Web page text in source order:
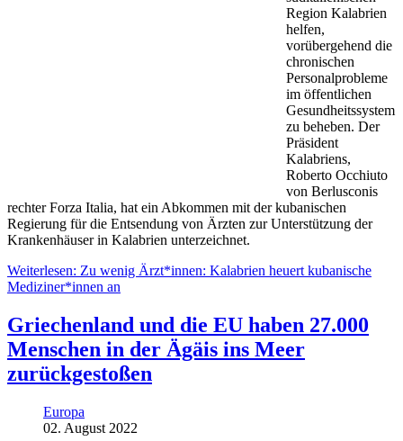
Region Kalabrien
helfen,
vorübergehend die
chronischen
Personalprobleme
im öffentlichen
Gesundheitssystem
zu beheben. Der
Präsident
Kalabriens,
Roberto Occhiuto
von Berlusconis
rechter Forza Italia, hat ein Abkommen mit der kubanischen
Regierung für die Entsendung von Ärzten zur Unterstützung der
Krankenhäuser in Kalabrien unterzeichnet.
Weiterlesen: Zu wenig Ärzt*innen: Kalabrien heuert kubanische
Mediziner*innen an
Griechenland und die EU haben 27.000
Menschen in der Ägäis ins Meer
zurückgestoßen
Europa
02. August 2022